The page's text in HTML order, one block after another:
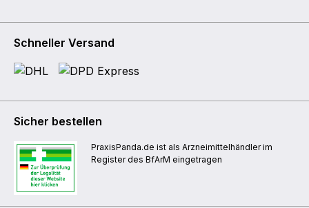
Schneller Versand
Sicher bestellen
PraxisPanda.de ist als Arzneimittelhändler im
Register des BfArM eingetragen